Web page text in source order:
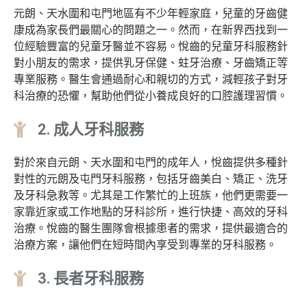
元朗、天水圍和屯門地區有不少年輕家庭，兒童的牙齒健
康成為家長們最關心的問題之一。然而，在新界西找到一
位經驗豐富的兒童牙醫並不容易。悅齒的兒童牙科服務針
對小朋友的需求，提供乳牙保健、蛀牙治療、牙齒矯正等
專業服務。醫生會通過耐心和親切的方式，減輕孩子對牙
科治療的恐懼，幫助他們從小養成良好的口腔護理習慣。
2. 成人牙科服務
對於來自元朗、天水圍和屯門的成年人，悅齒提供多種針
對性的元朗及屯門牙科服務，包括牙齒美白、矯正、洗牙
及牙科急救等。尤其是工作繁忙的上班族，他們更需要一
家靠近家或工作地點的牙科診所，進行快捷、高效的牙科
治療。悅齒的醫生團隊會根據患者的需求，提供最適合的
治療方案，讓他們在短時間內享受到專業的牙科服務。
3. 長者牙科服務